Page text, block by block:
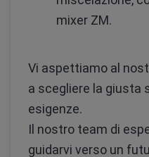
mixer ZM.
Vi aspettiamo al
a scegliere la giusta
esigenze.
Il nostro team di
guidarvi verso un